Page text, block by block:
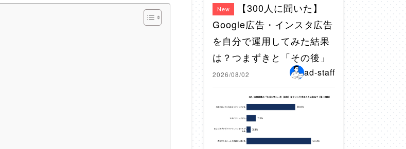
New
【300人に聞いた】
Google広告・インスタ広告
を自分で運用してみた結果
は？つまずきと「その後」
2026/08/02 ad-staff